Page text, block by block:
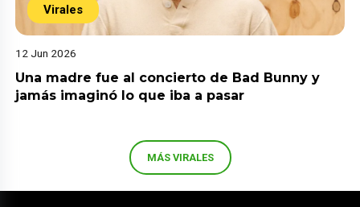
Virales
12 Jun 2026
Una madre fue al concierto de Bad Bunny y
jamás imaginó lo que iba a pasar
MÁS VIRALES